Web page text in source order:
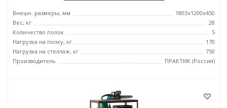
Внешн. размеры, мм
1803x1200x450
Вес, кг
28
Количество полок
5
Нагрузка на полку, кг
170
Нагрузка на стеллаж, кг
750
Производитель
ПРАКТИК (Россия)